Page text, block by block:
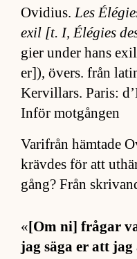
Ovi­di­us.Les
exil [t. I, Élé­gies
gier un­der hans
er]), övers. från
Kervil­lars. Pa­ris:
Inför motgången
Var­i­från häm­tade
kräv­des för att
gång? Från
«[Om ni] frå­gar
jag säga er att